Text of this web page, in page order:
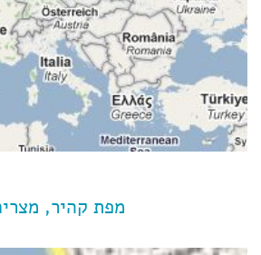
מפת קהיר, מצרים